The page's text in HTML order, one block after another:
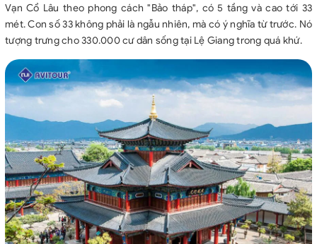
Vạn Cổ Lâu theo phong cách "Bảo tháp", có 5 tầng và cao tới 33
mét. Con số 33 không phải là ngẫu nhiên, mà có ý nghĩa từ trước. Nó
tượng trưng cho 330.000 cư dân sống tại Lệ Giang trong quá khứ.